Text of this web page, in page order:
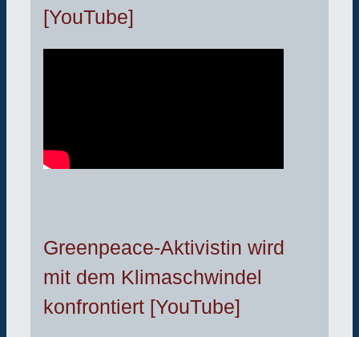
[YouTube]
Greenpeace-Aktivistin wird
mit dem Klimaschwindel
konfrontiert [YouTube]